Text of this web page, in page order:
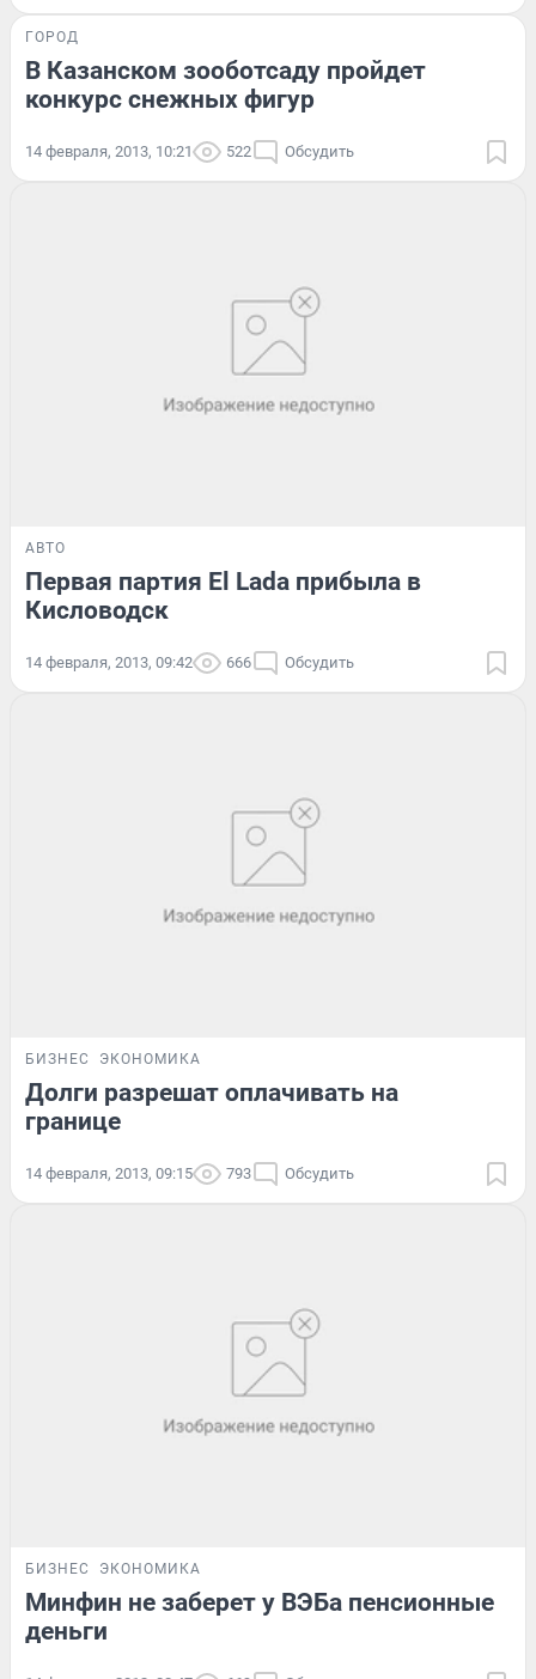
ГОРОД
В Казанском зооботсаду пройдет
конкурс снежных фигур
14 февраля, 2013, 10:21 522 Обсудить
АВТО
Первая партия El Lada прибыла в
Кисловодск
14 февраля, 2013, 09:42 666 Обсудить
БИЗНЕС ЭКОНОМИКА
Долги разрешат оплачивать на
границе
14 февраля, 2013, 09:15 793 Обсудить
БИЗНЕС ЭКОНОМИКА
Минфин не заберет у ВЭБа пенсионные
деньги